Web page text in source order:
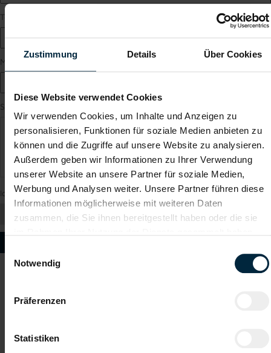
Zustimmung Details Über Cookies
Diese Website verwendet Cookies
Wir verwenden Cookies, um Inhalte und Anzeigen zu
personalisieren, Funktionen für soziale Medien anbieten zu
können und die Zugriffe auf unsere Website zu analysieren.
Außerdem geben wir Informationen zu Ihrer Verwendung
unserer Website an unsere Partner für soziale Medien,
Werbung und Analysen weiter. Unsere Partner führen diese
Informationen möglicherweise mit weiteren Daten
zusammen, die Sie ihnen bereitgestellt haben oder die sie
Einwilligungsauswahl
Notwendig
Präferenzen
Statistiken
Telefonnummer
Mail
Sonstige Anmerkungen
Ich bitte um
Berger Personal